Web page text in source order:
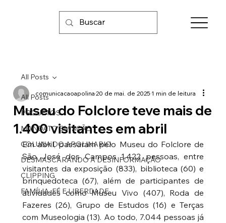
All Posts
PROJETOS
MANDATO EM AÇÃO
COLUNA DO APOLINARIO
DESMASCARANDO A DESINFORMAÇÃO
CLIPPING
FAMÍLIA, FÉ E LIBERDADE
All Posts
Museu do Folclore teve mais de
1.400 visitantes em abril
comunicacaoapolina20 de mai. de 20251 min de leitura
Em abril, passaram pelo Museu do Folclore de
São José dos Campos 1.422 pessoas, entre
visitantes da exposição (833), biblioteca (60) e
brinquedoteca (67), além de participantes de
atividades como Museu Vivo (407), Roda de
Fazeres (26), Grupo de Estudos (16) e Terças
com Museologia (13). Ao todo, 7.044 pessoas já